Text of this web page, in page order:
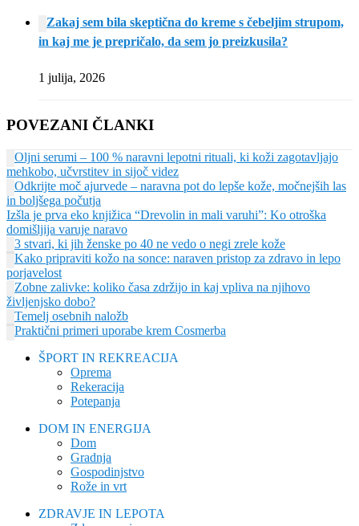
Zakaj sem bila skeptična do kreme s čebeljim strupom,
in kaj me je prepričalo, da sem jo preizkusila?
1 julija, 2026
POVEZANI ČLANKI
Oljni serumi – 100 % naravni lepotni rituali, ki koži zagotavljajo
mehkobo, učvrstitev in sijoč videz
Odkrijte moč ajurvede – naravna pot do lepše kože, močnejših las
in boljšega počutja
Izšla je prva eko knjižica “Drevolin in mali varuhi”: Ko otroška
domišljija varuje naravo
3 stvari, ki jih ženske po 40 ne vedo o negi zrele kože
Kako pripraviti kožo na sonce: naraven pristop za zdravo in lepo
porjavelost
Zobne zalivke: koliko časa zdržijo in kaj vpliva na njihovo
življenjsko dobo?
Temelj osebnih naložb
Praktični primeri uporabe krem Cosmerba
ŠPORT IN REKREACIJA
Oprema
Rekeracija
Potepanja
DOM IN ENERGIJA
Dom
Gradnja
Gospodinjstvo
Rože in vrt
ZDRAVJE IN LEPOTA